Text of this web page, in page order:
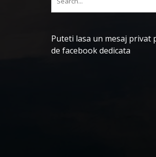
Puteti lasa un mesaj privat
de facebook dedicata